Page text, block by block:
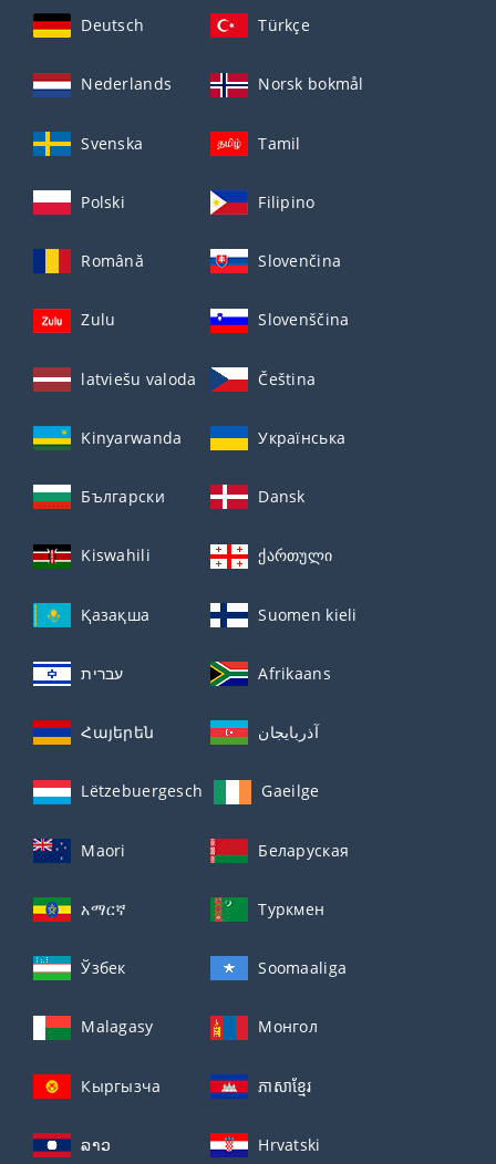
Deutsch Türkçe
Nederlands Norsk bokmål
Svenska Tamil
Polski Filipino
Română Slovenčina
Zulu Slovenščina
latviešu valoda Čeština
Kinyarwanda Українська
Български Dansk
Kiswahili ქართული
Қазақша Suomen kieli
עברית Afrikaans
Հայերեն آذربايجان
Lëtzebuergesch Gaeilge
Maori Беларуская
አማርኛ Туркмен
Ўзбек Soomaaliga
Malagasy Монгол
Кыргызча ភាសាខ្មែរ
ລາວ Hrvatski